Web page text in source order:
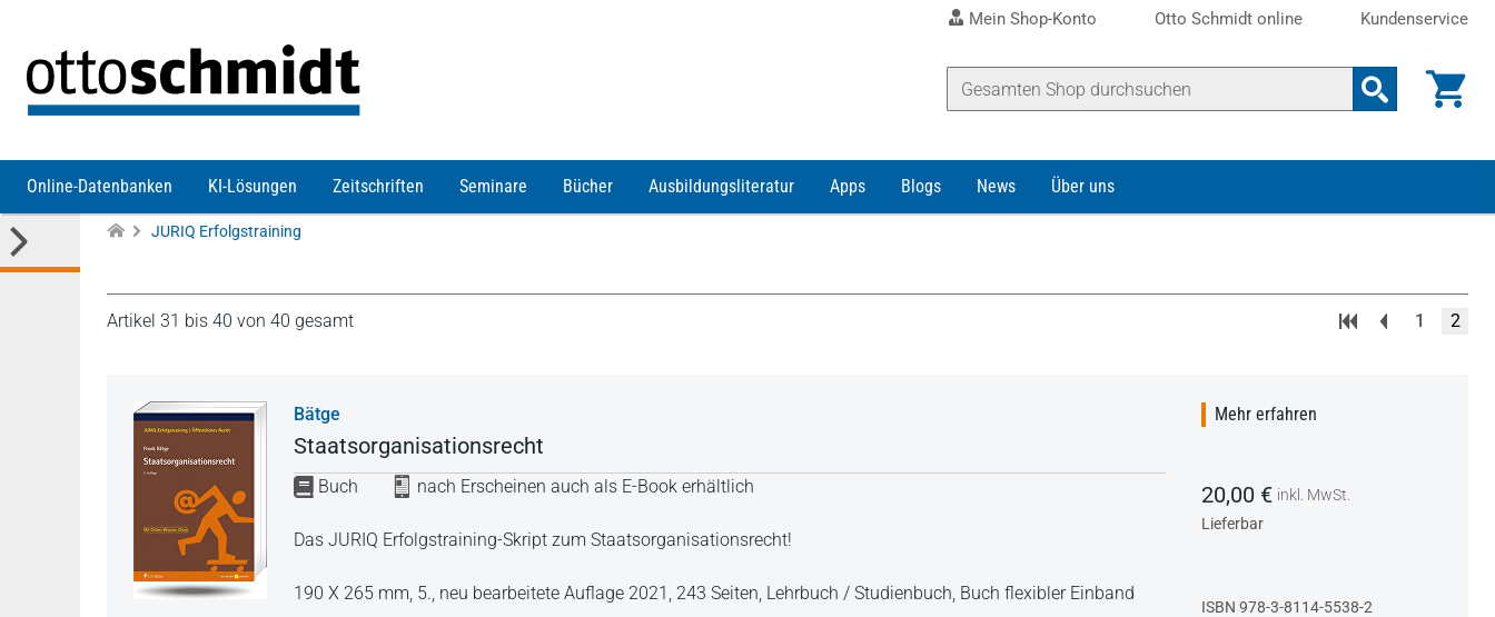
Mein Shop-Konto Otto Schmidt online Kundenservice
Online-Datenbanken KI-Lösungen Zeitschriften Seminare Bücher Ausbildungsliteratur Apps Blogs News Über uns
JURIQ Erfolgstraining
Artikel 31 bis 40 von 40 gesamt 1 2
Bätge
Staatsorganisationsrecht
Buch nach Erscheinen auch als E-Book erhältlich
Das JURIQ Erfolgstraining-Skript zum Staatsorganisationsrecht!
190 X 265 mm, 5., neu bearbeitete Auflage 2021, 243 Seiten, Lehrbuch / Studienbuch, Buch flexibler Einband
Mehr erfahren
20,00 € inkl. MwSt.
Lieferbar
ISBN 978-3-8114-5538-2